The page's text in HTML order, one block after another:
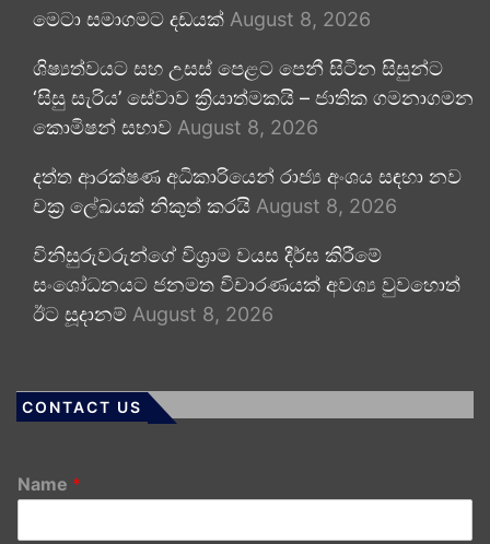
මෙටා සමාගමට දඩයක් August 8, 2026
ශිෂ්‍යත්වයට සහ උසස් පෙළට පෙනී සිටින සිසුන්ට
‘සිසු සැරිය’ සේවාව ක්‍රියාත්මකයි – ජාතික ගමනාගමන
කොමිෂන් සභාව August 8, 2026
දත්ත ආරක්ෂණ අධිකාරියෙන් රාජ්‍ය අංශය සඳහා නව
චක්‍ර ලේඛයක් නිකුත් කරයි August 8, 2026
විනිසුරුවරුන්ගේ විශ්‍රාම වයස දීර්ඝ කිරීමේ
සංශෝධනයට ජනමත විචාරණයක් අවශ්‍ය වුවහොත්
ඊට සූදානම් August 8, 2026
CONTACT US
Name *